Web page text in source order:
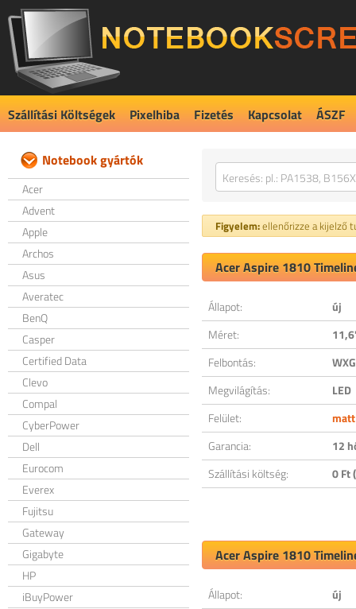
Szállítási Költségek Pixelhiba Fizetés Kapcsolat ÁSZF
Notebook gyártók
Acer
Advent
Apple
Archos
Asus
Averatec
BenQ
Casper
Certified Data
Clevo
Compal
CyberPower
Dell
Eurocom
Everex
Fujitsu
Gateway
Gigabyte
HP
iBuyPower
Figyelem:ellenőrizze a kijelző
Acer Aspire 1810
Állapot:
új
Méret:
Felbontás:
Megvilágítás:
LED
Felület:
matt
Garancia:
12
Szállítási költség:
0 Ft
Acer Aspire 1810
Állapot:
új